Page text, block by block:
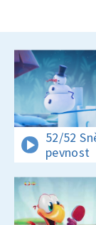
52/52
pevnost